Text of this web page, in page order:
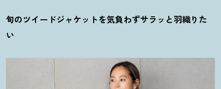
旬のツイードジャケットを気負わずサラッと羽織りた
い